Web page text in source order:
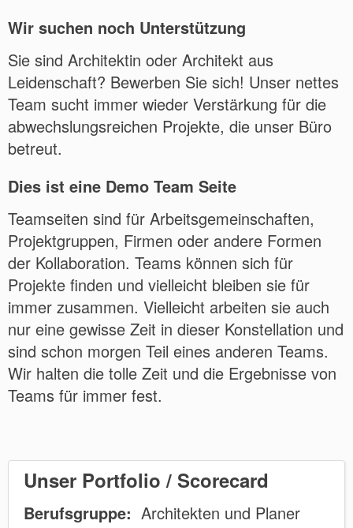
Wir suchen noch Unterstützung
Sie sind Architektin oder Architekt aus
Leidenschaft? Bewerben Sie sich! Unser nettes
Team sucht immer wieder Verstärkung für die
abwechslungsreichen Projekte, die unser Büro
betreut.
Dies ist eine Demo Team Seite
Teamseiten sind für Arbeitsgemeinschaften,
Projektgruppen, Firmen oder andere Formen
der Kollaboration. Teams können sich für
Projekte finden und vielleicht bleiben sie für
immer zusammen. Vielleicht arbeiten sie auch
nur eine gewisse Zeit in dieser Konstellation und
sind schon morgen Teil eines anderen Teams.
Wir halten die tolle Zeit und die Ergebnisse von
Teams für immer fest.
Unser Portfolio / Scorecard
Berufsgruppe: Architekten und Planer